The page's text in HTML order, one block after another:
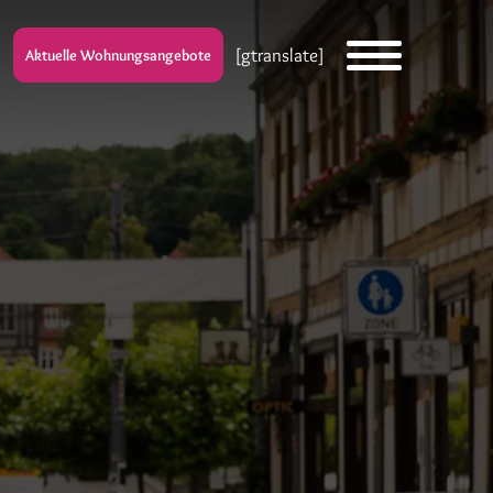
Aktuelle Wohnungsangebote [gtranslate]